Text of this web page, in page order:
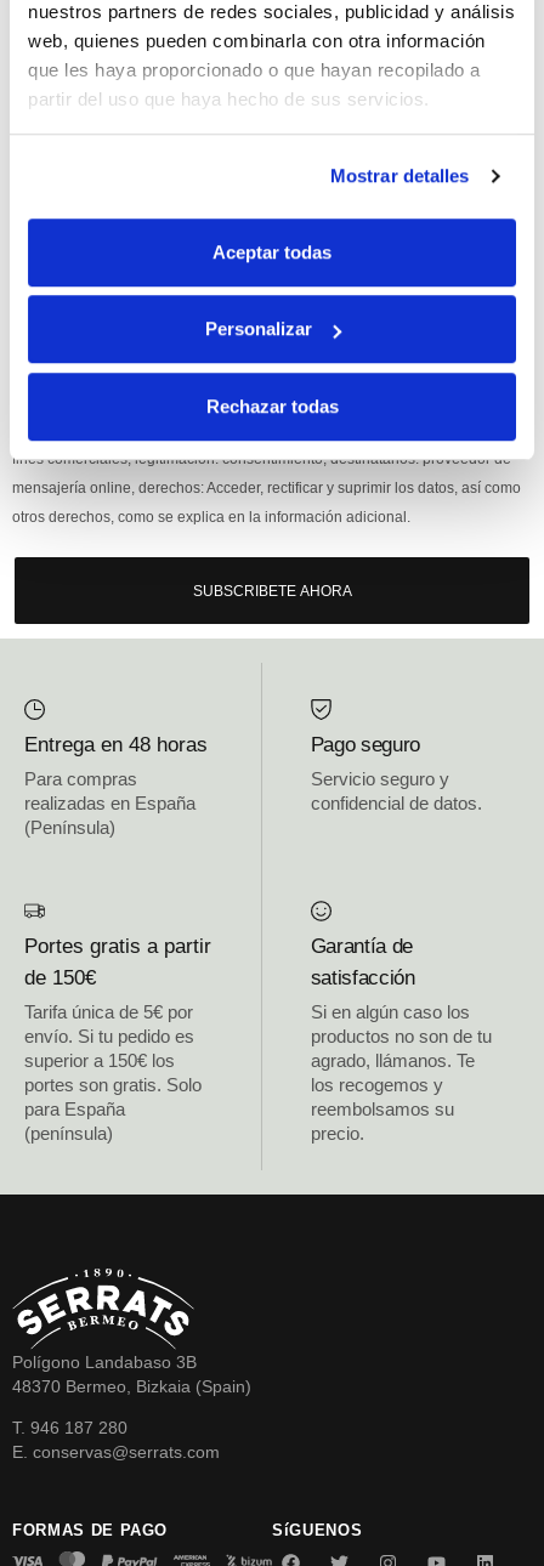
nuestros partners de redes sociales, publicidad y análisis
web, quienes pueden combinarla con otra información
que les haya proporcionado o que hayan recopilado a
partir del uso que haya hecho de sus servicios.
Mostrar detalles
Aceptar todas
Personalizar
Rechazar todas
10% de descuento
con tu primera compra.
a nuestra newsletter para recibir nuestrasofertas
Si, he leído y acepto la política de protección de datos.
fines comerciales, legitimación: consentimiento, destinatarios: proveedor de
mensajería online, derechos: Acceder, rectificar y suprimir los datos, así como
otros derechos, como se explica en la información adicional.
SUBSCRIBETE AHORA
Entrega en 48 horas
Para compras
realizadas en España
(Península)
Pago seguro
Servicio seguro y
confidencial de datos.
Portes gratis a partir
de 150€
Tarifa única de 5€ por
envío. Si tu pedido es
superior a 150€ los
portes son gratis. Solo
para España
(península)
Garantía de
satisfacción
Si en algún caso los
productos no son de tu
agrado, llámanos. Te
los recogemos y
reembolsamos su
precio.
Polígono Landabaso 3B
48370 Bermeo, Bizkaia (Spain)
T. 946 187 280
E. conservas@serrats.com
FORMAS DE PAGO SíGUENOS